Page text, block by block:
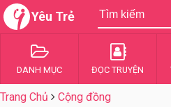
Yêu Trẻ
DANH MỤC ĐỌC TRUYỆN
Trang Chủ Cộng đồng